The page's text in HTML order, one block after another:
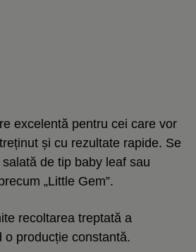
excelentă pentru cei care vor
și cu rezultate rapide. Se
de tip baby leaf sau
„Little Gem”.
recoltarea treptată a
o producție constantă.